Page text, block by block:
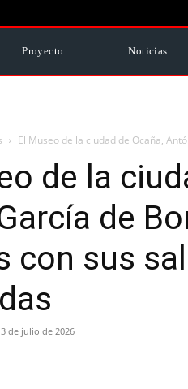
Proyecto Noticias
El Museo de la ciudad de Ocaña,
de la
de
con sus
3 de julio de 2026